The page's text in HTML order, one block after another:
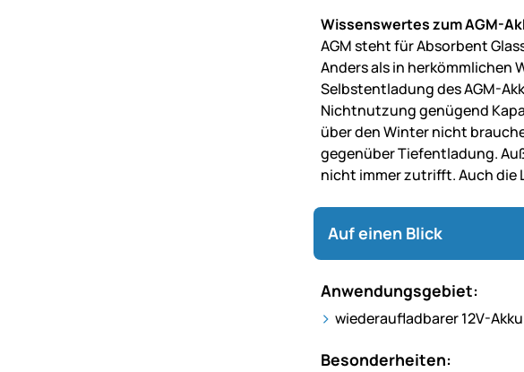
Wissenswertes zum AGM-
AGM steht für Absorbent
Anders als in herkömmlichen
Selbstentladung des AGM-
Nichtnutzung genügend
über den Winter nicht
gegenüber Tiefentladung.
nicht immer zutrifft. Auch die
Auf einen Blick
Anwendungsgebiet:
wiederaufladbarer 12V-
Besonderheiten: